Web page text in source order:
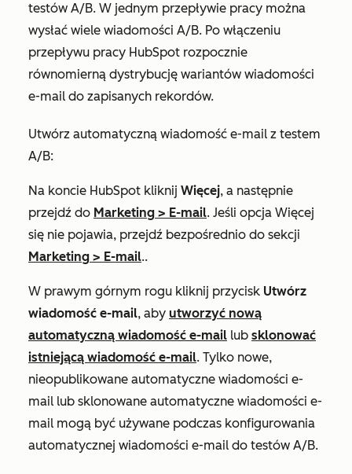
testów A/B. W jednym przepływie pracy można
wysłać wiele wiadomości A/B. Po włączeniu
przepływu pracy HubSpot rozpocznie
równomierną dystrybucję wariantów wiadomości
e-mail do zapisanych rekordów.
Utwórz automatyczną wiadomość e-mail z testem
A/B:
Na koncie HubSpot kliknij Więcej, a następnie
przejdź do Marketing > E-mail. Jeśli opcja Więcej
się nie pojawia, przejdź bezpośrednio do sekcji
Marketing > E-mail..
W prawym górnym rogu kliknij przycisk Utwórz
wiadomość e-mail, aby utworzyć nową
automatyczną wiadomość e-mail lub sklonować
istniejącą wiadomość e-mail. Tylko nowe,
nieopublikowane automatyczne wiadomości e-
mail lub sklonowane automatyczne wiadomości e-
mail mogą być używane podczas konfigurowania
automatycznej wiadomości e-mail do testów A/B.